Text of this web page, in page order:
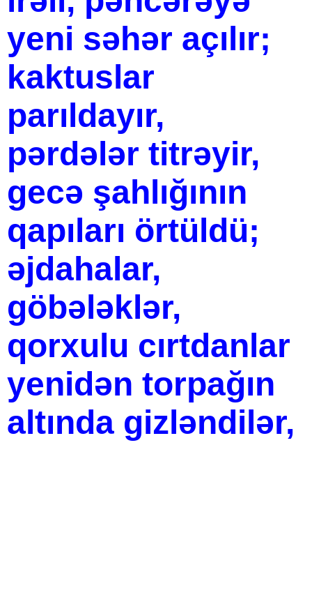
yeni səhər açılır;
kaktuslar
parıldayır,
pərdələr titrəyir,
gecə şahlığının
qapıları örtüldü;
əjdahalar,
göbələklər,
qorxulu cırtdanlar
yenidən torpağın
altında gizləndilər,